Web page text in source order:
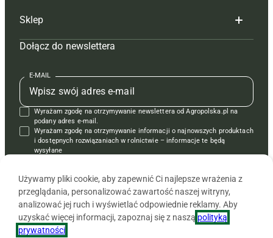
Tagi
Mapa serwisu
Kontakt
Regulamin
Polityka prywatności
Hoduj z głową świnie
Prenumerata
Redakcja
Kontakt
Reklama
Redakcja
Prenumerata
Reklama
Kontakt
Krzyżówki
Sklep
Czasopisma i prenumerata
Książki
Regulamin
Dołącz do newslettera
E-MAIL
Wyrażam zgodę na otrzymywanie newslettera od Agropolska.pl na
podany adres e-mail.
Wyrażam zgodę na otrzymywanie informacji o najnowszych produktach
i dostępnych rozwiązaniach w rolnictwie – informacje te będą
wysyłane
Używamy pliki cookie, aby zapewnić Ci najlepsze wrażenia z
przeglądania, personalizować zawartość naszej witryny,
analizować jej ruch i wyświetlać odpowiednie reklamy. Aby
uzyskać więcej informacji, zapoznaj się z naszą polityką
prywatności